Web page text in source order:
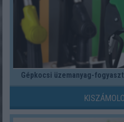
Gépkocsi üzemanyag-